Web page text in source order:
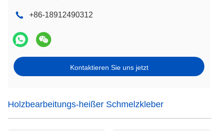
+86-18912490312
Kontaktieren Sie uns jetzt
Holzbearbeitungs-heißer Schmelzkleber